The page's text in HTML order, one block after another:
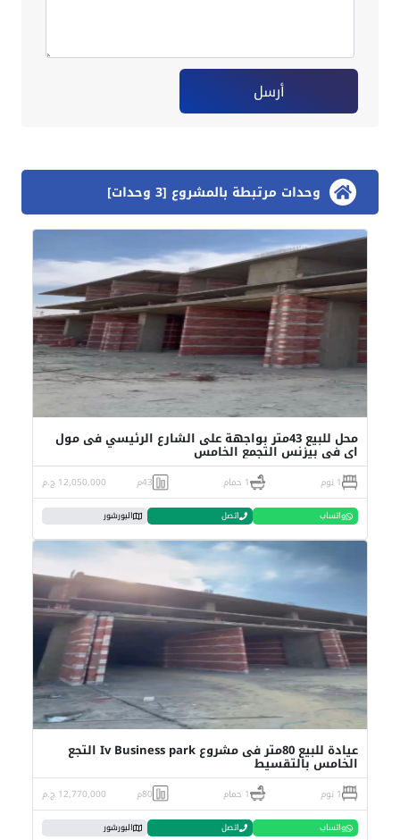
أرسل
وحدات مرتبطة بالمشروع [3 وحدات]
محل للبيع 43متر بواجهة على الشارع الرئيسي فى مول
اي في بيزنس التجمع الخامس
1 نوم 1 حمام 43م 12,050,000 ج.م
واتساب اتصل البورشور
عيادة للبيع 80متر فى مشروع Iv Business park التجع
الخامس بالتقسيط
1 نوم 1 حمام 80م 12,770,000 ج.م
واتساب اتصل البورشور